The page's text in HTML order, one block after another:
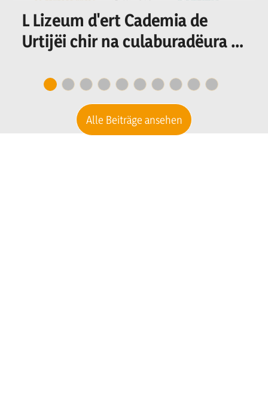
L Lizeum d'ert Cademia de
Urtijëi chir na culaburadëura o
secretariat
Alle Beiträge ansehen